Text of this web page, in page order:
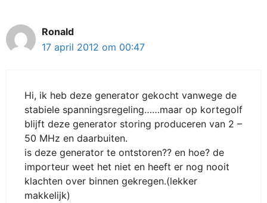
Ronald
17 april 2012 om 00:47
Hi, ik heb deze generator gekocht vanwege de
stabiele spanningsregeling……maar op kortegolf
blijft deze generator storing produceren van 2 –
50 MHz en daarbuiten.
is deze generator te ontstoren?? en hoe? de
importeur weet het niet en heeft er nog nooit
klachten over binnen gekregen.(lekker
makkelijk)